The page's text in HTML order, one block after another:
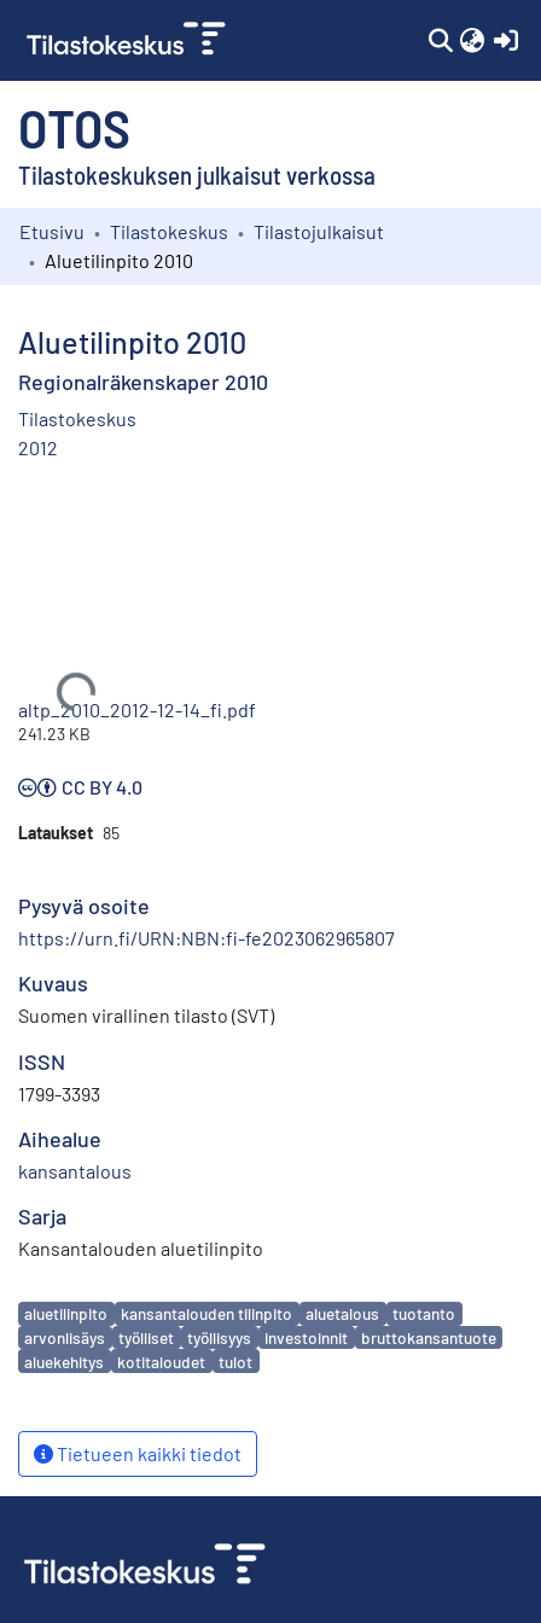
OTOS
Tilastokeskuksen julkaisut verkossa
Kokoelmat
Etusivu Tilastokeskus
Tilastojulkaisut
Aluetilinpito 2010
Aluetilinpito 2010
Regionalräkenskaper 2010
Tilastokeskus
2012
Ladataan...
altp_2010_2012-12-14_fi.pdf
241.23 KB
CC BY 4.0
Lataukset 85
Pysyvä osoite
https://urn.fi/URN:NBN:fi-fe2023062965807
Kuvaus
Suomen virallinen tilasto (SVT)
ISSN
1799-3393
Aihealue
kansantalous
Sarja
Kansantalouden aluetilinpito
Avainsanat
aluetilinpito kansantalouden tilinpito aluetalous
tuotanto
arvonlisäys
työlliset työllisyys investoinnit
bruttokansantuote
aluekehitys
kotitaloudet tulot
Tietueen kaikki tiedot